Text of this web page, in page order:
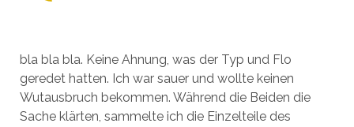
bla bla bla. Keine Ahnung, was der Typ und Flo
geredet hatten. Ich war sauer und wollte keinen
Wutausbruch bekommen. Während die Beiden die
Sache klärten, sammelte ich die Einzelteile des